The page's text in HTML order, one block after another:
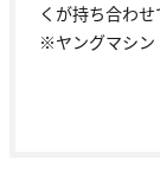
くが持ち合わ
※ヤングマシン